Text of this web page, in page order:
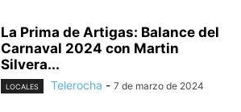
La Prima de Artigas: Balance del
Carnaval 2024 con Martin
Silvera...
LOCALES Telerocha - 7 de marzo de 2024